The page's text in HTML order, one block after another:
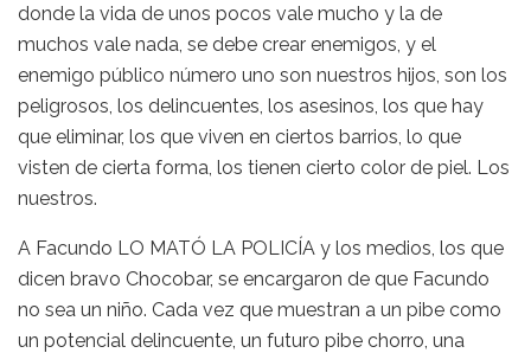
donde la vida de unos pocos vale mucho y la de
muchos vale nada, se debe crear enemigos, y el
enemigo público número uno son nuestros hijos, son los
peligrosos, los delincuentes, los asesinos, los que hay
que eliminar, los que viven en ciertos barrios, lo que
visten de cierta forma, los tienen cierto color de piel. Los
nuestros.
A Facundo LO MATÓ LA POLICÍA y los medios, los que
dicen bravo Chocobar, se encargaron de que Facundo
no sea un niño. Cada vez que muestran a un pibe como
un potencial delincuente, un futuro pibe chorro, una